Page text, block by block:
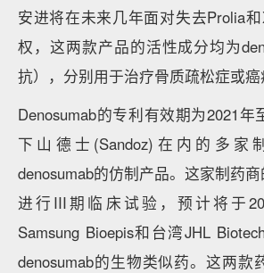
安进将在未来几年面对失去Prolia
权，这两款产品的活性成分均为
抗），分别用于治疗骨质疏松症或癌
Denosumab的专利有效期为2021年
下山德士(Sandoz)在内的多家
denosumab的仿制产品。这家制药
进行III期临床试验，预计将于
Samsung Bioepis和台湾JHL
denosumab的生物类似药。这两款